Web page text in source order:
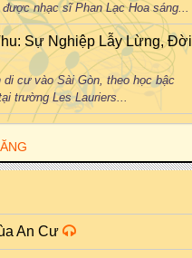
được nhạc sĩ Phan Lạc Hoa sáng...
Sự Nghiệp Lẫy Lừng, Đời
di cư vào Sài Gòn, theo học bậc
trường Les Lauriers...
An Cư